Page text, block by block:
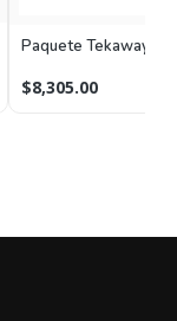
Paquete Tekaway
$8,305.00